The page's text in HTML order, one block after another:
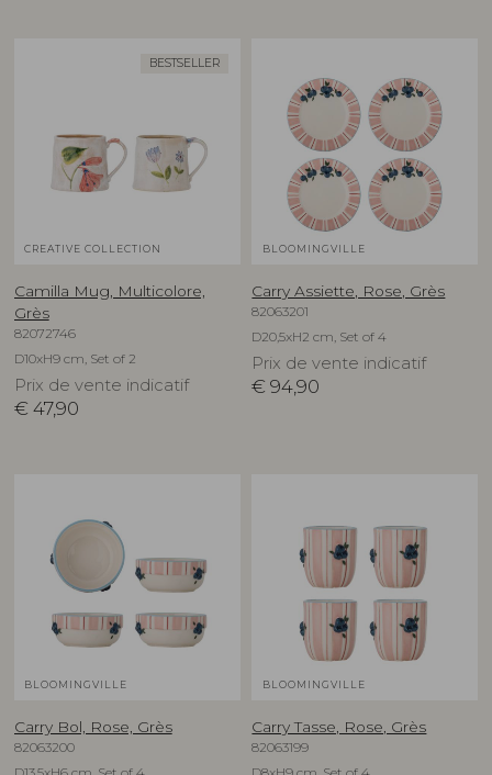
BESTSELLER
CREATIVE COLLECTION
Camilla Mug, Multicolore,
Grès
82072746
D10xH9 cm, Set of 2
Prix de vente indicatif
€ 47,90
BLOOMINGVILLE
Carry Assiette, Rose, Grès
82063201
D20,5xH2 cm, Set of 4
Prix de vente indicatif
€ 94,90
BLOOMINGVILLE
Carry Bol, Rose, Grès
82063200
BLOOMINGVILLE
Carry Tasse, Rose, Grès
82063199